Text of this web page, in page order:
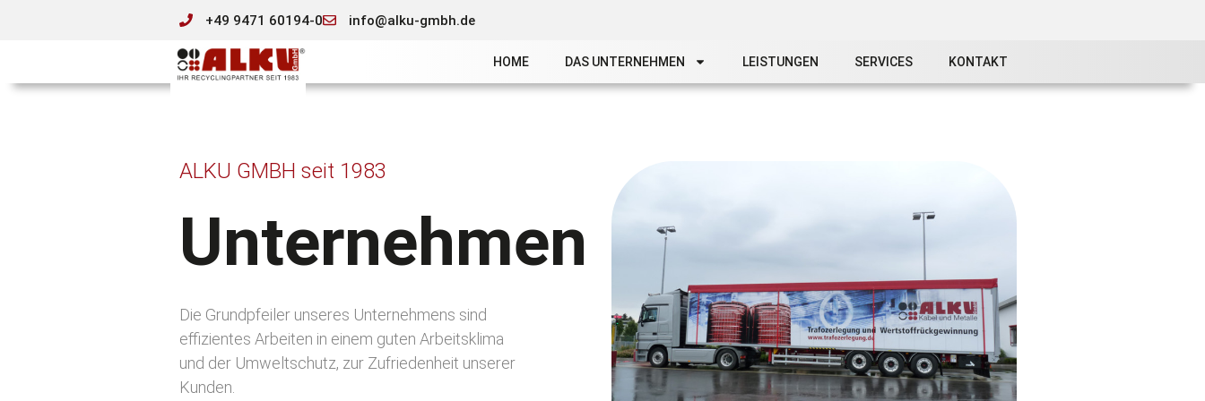
+49 9471 60194-0 info@alku-gmbh.de
HOME DAS UNTERNEHMEN LEISTUNGEN SERVICES KONTAKT
ALKU GMBH seit 1983
Unternehmen
Die Grundpfeiler unseres Unternehmens sind
effizientes Arbeiten in einem guten Arbeitsklima
und der Umweltschutz, zur Zufriedenheit unserer
Kunden.